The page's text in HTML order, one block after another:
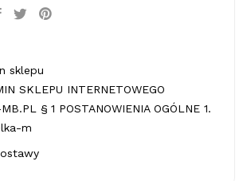
sklepu
SKLEPU INTERNETOWEGO
§ 1 POSTANOWIENIA OGÓLNE 1.
m